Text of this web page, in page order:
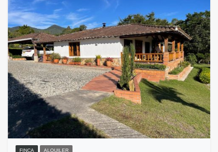
FINCA ALQUILER